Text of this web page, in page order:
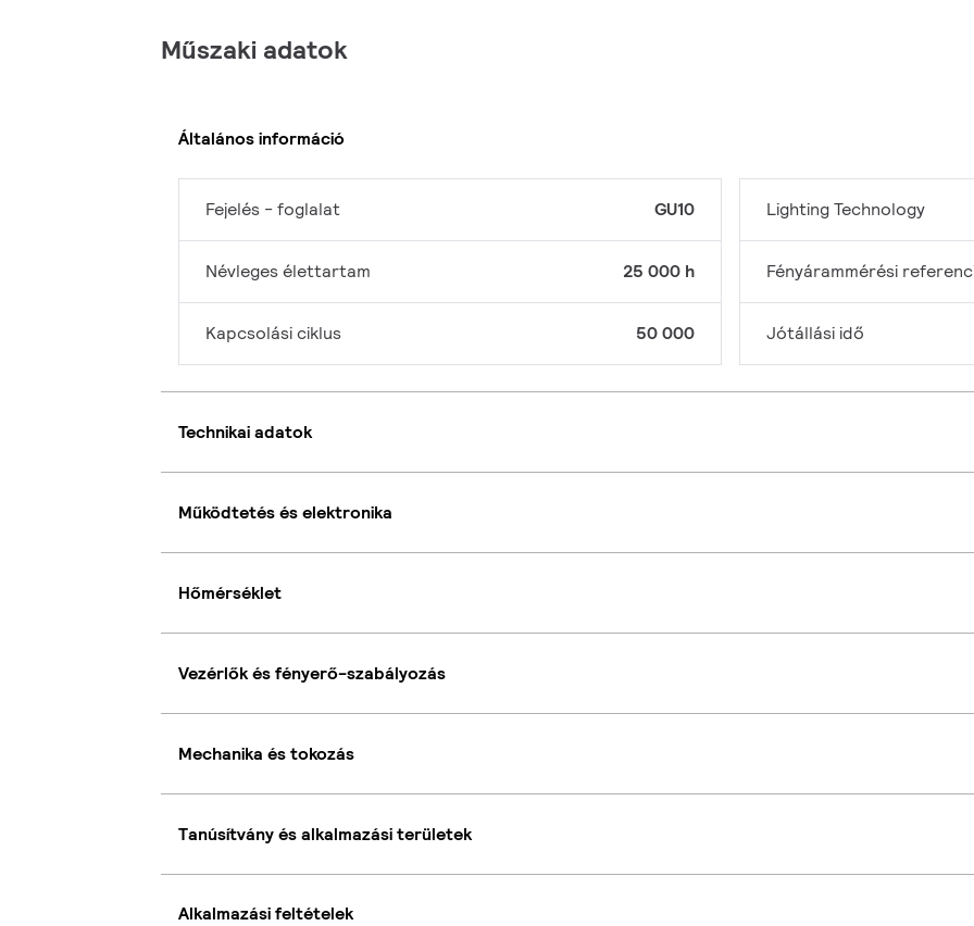
Műszaki adatok
Általános információ
Fejelés - foglalat GU10
Névleges élettartam 25 000 h
Kapcsolási ciklus 50 000
Lighting Technology
Fényárammérési
Jótállási idő
Technikai adatok
Működtetés és elektronika
Hőmérséklet
Vezérlők és fényerő-szabályozás
Mechanika és tokozás
Tanúsítvány és alkalmazási területek
Alkalmazási feltételek